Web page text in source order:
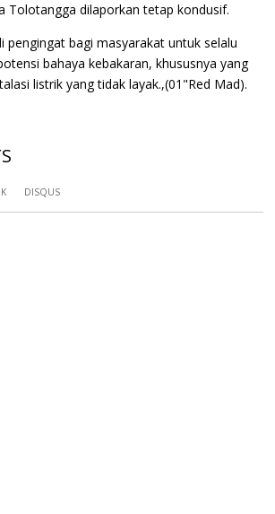
Tolotangga dilaporkan tetap kondusif.
pengingat bagi masyarakat untuk selalu
bahaya kebakaran, khususnya yang
listrik yang tidak layak.,(01"Red Mad).
DISQUS